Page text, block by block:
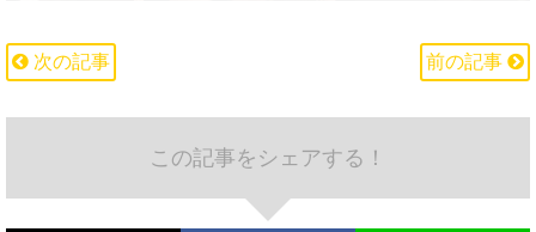
次の記事 前の記事
この記事をシェアする！